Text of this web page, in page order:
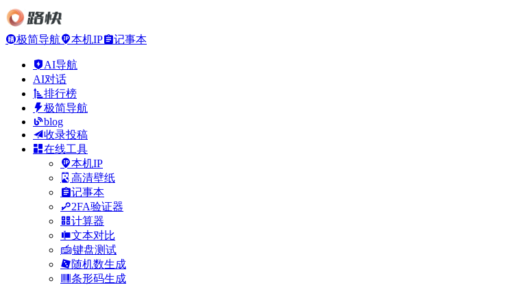
极简导航 本机IP 记事本
AI导航
AI对话
排行榜
极简导航
blog
收录投稿
在线工具
本机IP
高清壁纸
记事本
2FA验证器
计算器
文本对比
键盘测试
随机数生成
条形码生成